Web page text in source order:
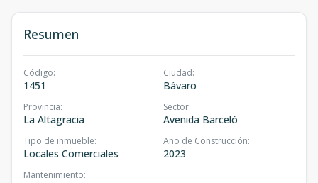
Resumen
Código:
1451
Ciudad:
Bávaro
Provincia:
La Altagracia
Sector:
Avenida Barceló
Tipo de inmueble:
Locales Comerciales
Año de Construcción:
2023
Mantenimiento: